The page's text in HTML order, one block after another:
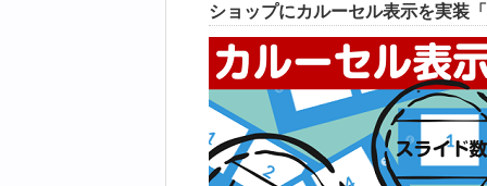
ショップにカルーセル表示を実装